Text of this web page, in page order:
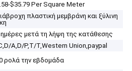
$35.79 Per Square Meter
πλαστική μεμβράνη και ξύλινη
ημέρες μετά τη λήψη της κατάθεσης
A,D/P,T/T,Western Union,paypal
ρολά την εβδομάδα